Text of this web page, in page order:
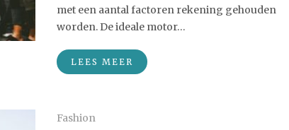
met een aantal factoren rekening gehouden
worden. De ideale motor…
LEES MEER
Fashion